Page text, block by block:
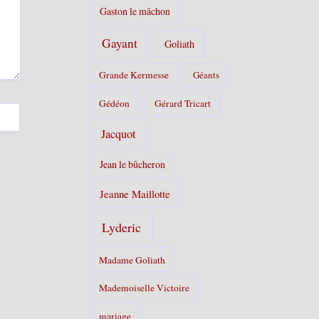
Gaston le mâchon
Gayant Goliath
Grande Kermesse Géants
Gédéon Gérard Tricart
Jacquot
Jean le bûcheron
Jeanne Maillotte
Lyderic
Madame Goliath
Mademoiselle Victoire
mariage